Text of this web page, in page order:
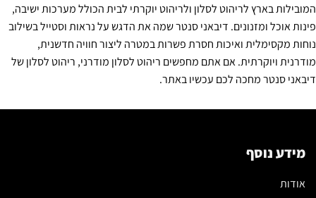
המובילות בארץ לריהוט לסלון ולריהוט יוקרתי לבית הכולל מערכות ישיבה,
פינות אוכל ומזנונים. דיבאני סנטר שמה את הדגש על נראות וסטייל בשילוב
נוחות מקסימלית ואיכות חסרת פשרות במטרה ליצור חוויה חדשנית,
מודרנית ויוקרתית. אם אתם מחפשים ריהוט לסלון מודרני, ריהוט לסלון של
דיבאני סנטר מחכה לכם עכשיו באתר.
מידע נוסף
אודות